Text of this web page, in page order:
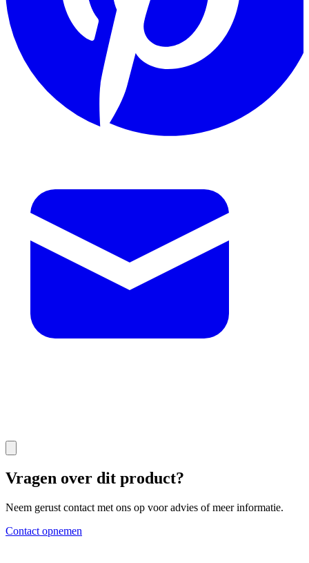
Vragen over dit product?
Neem gerust contact met ons op voor advies of meer informatie.
Contact opnemen